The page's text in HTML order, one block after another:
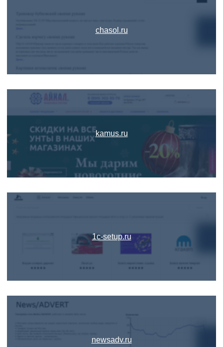
chasol.ru
kamus.ru
1c-setup.ru
newsadv.ru